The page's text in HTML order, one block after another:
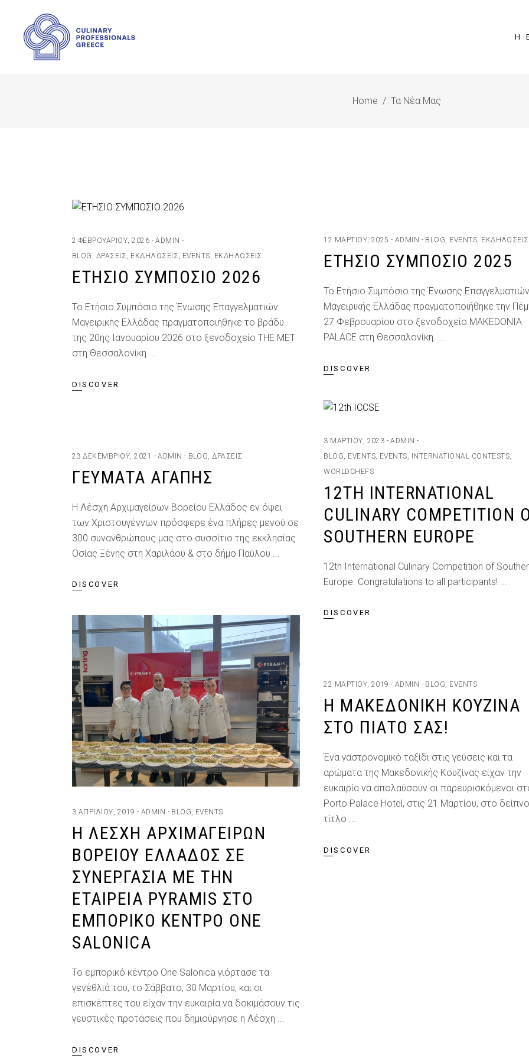
Η
Home / Τα Νέα Μας
2 ΦΕΒΡΟΥΑΡΊΟΥ, 2026
ADMIN
BLOG, ΔΡΆΣΕΙΣ, ΕΚΔΗΛΏΣΕΙΣ
EVENTS ΕΚΔΗΛΏΣΕΙΣ
ΕΤΗΣΙΟ ΣΥΜΠΟΣΙΟ 2026
Το Ετήσιο Συμπόσιο της Ένωσης Επαγγελματιών
Μαγειρικής Ελλάδας πραγματοποιήθηκε το βράδυ
της 20ης Ιανουαρίου 2026 στο ξενοδοχείο THE MET
στη Θεσσαλονίκη.
DISCOVER
12 ΜΑΡΤΊΟΥ, 2025 ADMIN BLOG, EVENTS, ΕΚΔΗΛΏΣΕΙΣ
ΕΤΉΣΙΟ ΣΥΜΠΌΣΙΟ 2025
Το Ετήσιο Συμπόσιο της Ένωσης
Μαγειρικής Ελλάδας πραγματοποιήθηκε την
27 Φεβρουαρίου στο ξενοδοχείο MAKEDONIA
PALACE στη Θεσσαλονίκη.
DISCOVER
3 ΜΑΡΤΊΟΥ, 2023
ADMIN
BLOG
EVENTS EVENTS INTERNATIONAL CONTESTS
WORLDCHEFS
12TH INTERNATIONAL
CULINARY COMPETITION
SOUTHERN EUROPE
12th International Culinary Competition of
Europe. Congratulations to all participants!
DISCOVER
23 ΔΕΚΕΜΒΡΊΟΥ, 2021 ADMIN BLOG ,ΔΡΆΣΕΙΣ
ΓΕΎΜΑΤΑ ΑΓΆΠΗΣ
Η Λέσχη Αρχιμαγείρων Βορείου Ελλάδος εν όψει
των Χριστουγέννων πρόσφερε ένα πλήρες μενού σε
300 συνανθρώπους μας στο συσσίτιο της εκκλησίας
Οσίας Ξένης στη Χαριλάου & στο δήμο Παύλου
DISCOVER
3 ΑΠΡΙΛΊΟΥ, 2019 ADMIN BLOG, EVENTS
Η ΛΈΣΧΗ ΑΡΧΙΜΑΓΕΊΡΩΝ
ΒΟΡΕΊΟΥ ΕΛΛΆΔΟΣ ΣΕ
ΣΥΝΕΡΓΑΣΊΑ ΜΕ ΤΗΝ
ΕΤΑΙΡΕΊΑ PYRAMIS ΣΤΟ
ΕΜΠΟΡΙΚΌ ΚΈΝΤΡΟ ONE
SALONICA
Το εμπορικό κέντρο One Salonica γιόρτασε τα
γενέθλιά του, το Σάββατο, 30 Μαρτίου, και οι
επισκέπτες του είχαν την ευκαιρία να δοκιμάσουν τις
γευστικές προτάσεις που δημιούργησε η Λέσχη
DISCOVER
22 ΜΑΡΤΊΟΥ, 2019 ADMIN BLOG, EVENTS
Η ΜΑΚΕΔΟΝΙΚΉ ΚΟΥΖΊΝΑ
ΣΤΟ ΠΙΆΤΟ ΣΑΣ!
Ένα γαστρονομικό ταξίδι στις γεύσεις και τα
αρώματα της Μακεδονικής Κουζίνας είχαν την
ευκαιρία να απολαύσουν οι παρευρισκόμενοι
Porto Palace Hotel, στις 21 Μαρτίου, στο
τίτλο
DISCOVER